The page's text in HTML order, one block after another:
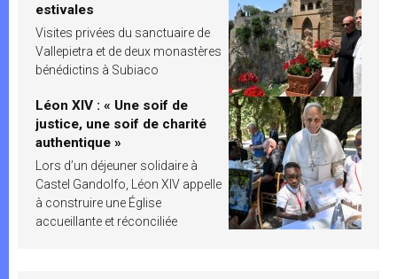
estivales
Visites privées du sanctuaire de
Vallepietra et de deux monastères
bénédictins à Subiaco
Léon XIV : « Une soif de
justice, une soif de charité
authentique »
Lors d’un déjeuner solidaire à
Castel Gandolfo, Léon XIV appelle
à construire une Église
accueillante et réconciliée